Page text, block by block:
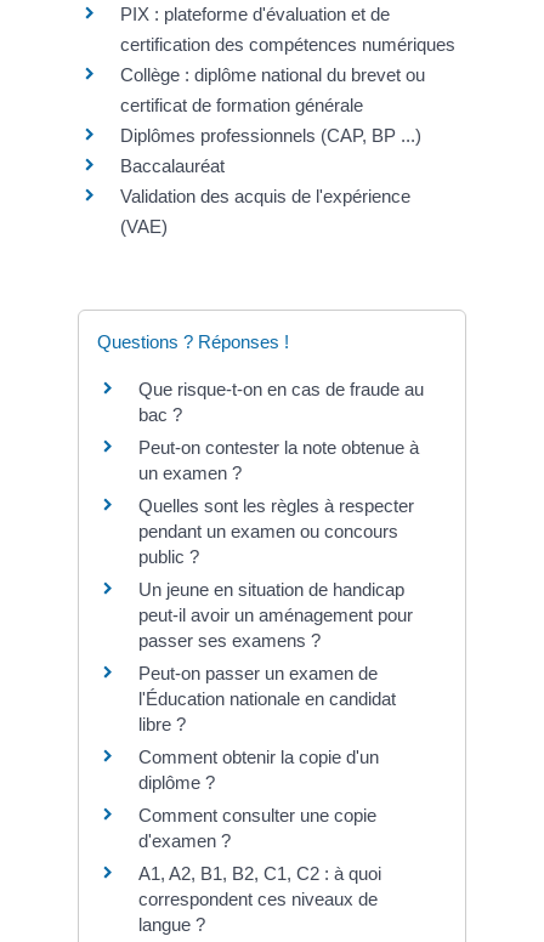
PIX : plateforme d'évaluation et de
certification des compétences numériques
Collège : diplôme national du brevet ou
certificat de formation générale
Diplômes professionnels (CAP, BP ...)
Baccalauréat
Validation des acquis de l'expérience
(VAE)
Questions ? Réponses !
Que risque-t-on en cas de fraude au
bac ?
Peut-on contester la note obtenue à
un examen ?
Quelles sont les règles à respecter
pendant un examen ou concours
public ?
Un jeune en situation de handicap
peut-il avoir un aménagement pour
passer ses examens ?
Peut-on passer un examen de
l'Éducation nationale en candidat
libre ?
Comment obtenir la copie d'un
diplôme ?
Comment consulter une copie
d'examen ?
A1, A2, B1, B2, C1, C2 : à quoi
correspondent ces niveaux de
langue ?